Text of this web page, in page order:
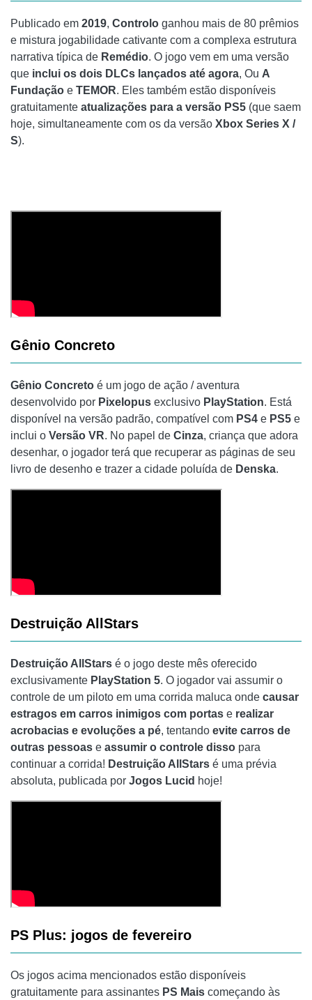
Publicado em 2019, Controlo ganhou mais de 80 prêmios
e mistura jogabilidade cativante com a complexa estrutura
narrativa típica de Remédio. O jogo vem em uma versão
que inclui os dois DLCs lançados até agora, Ou A
Fundação e TEMOR. Eles também estão disponíveis
gratuitamente atualizações para a versão PS5 (que saem
hoje, simultaneamente com os da versão Xbox Series X /
S).
Gênio Concreto
Gênio Concreto é um jogo de ação / aventura
desenvolvido por Pixelopus exclusivo PlayStation. Está
disponível na versão padrão, compatível com PS4 e PS5 e
inclui o Versão VR. No papel de Cinza, criança que adora
desenhar, o jogador terá que recuperar as páginas de seu
livro de desenho e trazer a cidade poluída de Denska.
Destruição AllStars
Destruição AllStars é o jogo deste mês oferecido
exclusivamente PlayStation 5. O jogador vai assumir o
controle de um piloto em uma corrida maluca onde causar
estragos em carros inimigos com portas e realizar
acrobacias e evoluções a pé, tentando evite carros de
outras pessoas e assumir o controle disso para
continuar a corrida! Destruição AllStars é uma prévia
absoluta, publicada por Jogos Lucid hoje!
PS Plus: jogos de fevereiro
Os jogos acima mencionados estão disponíveis
gratuitamente para assinantes PS Mais começando às